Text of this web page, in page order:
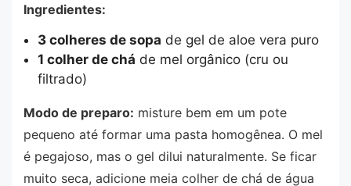
Ingredientes:
3 colheres de sopa de gel de aloe vera puro
1 colher de chá de mel orgânico (cru ou
filtrado)
Modo de preparo: misture bem em um pote
pequeno até formar uma pasta homogênea. O mel
é pegajoso, mas o gel dilui naturalmente. Se ficar
muito seca, adicione meia colher de chá de água